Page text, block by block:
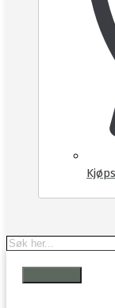
Search